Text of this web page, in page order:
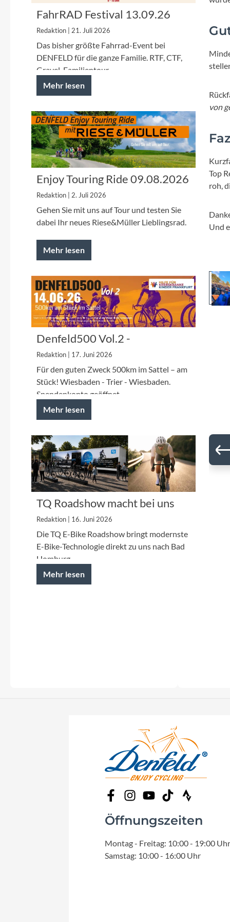
SKS
SRAM
Tip Top
Unleazhed
Voxom
Woom
FahrRAD Festival 13.09.26
Redaktion | 21. Juli 2026
Das bisher größte Fahrrad-Event bei
DENFELD für die ganze Familie. RTF, CTF,
Gravel, Familientour.
Mehr lesen
Enjoy Touring Ride 09.08.2026
Redaktion | 2. Juli 2026
Gehen Sie mit uns auf Tour und testen Sie
dabei Ihr neues Riese&Müller Lieblingsrad.
Mehr lesen
Denfeld500 Vol.2 -
Spendenfahrt 2026 für die
Kinderkrebshilfe Frankfurt
Redaktion | 17. Juni 2026
Für den guten Zweck 500km im Sattel – am
Stück! Wiesbaden - Trier - Wiesbaden.
Spendenkonto geöffnet.
Mehr lesen
TQ Roadshow macht bei uns
Halt | 21.06.2026
Redaktion | 16. Juni 2026
Die TQ E-Bike Roadshow bringt modernste
E-Bike-Technologie direkt zu uns nach Bad
Homburg.
Mehr lesen
von
Top
roh,
Und
Öffnungszeiten
Montag - Freitag: 10:00 - 19:00
Samstag: 10:00 - 16:00 Uhr